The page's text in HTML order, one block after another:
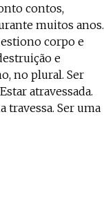
contos,
muitos anos.
corpo e
e
no plural. Ser
atravessada.
travessa. Ser uma